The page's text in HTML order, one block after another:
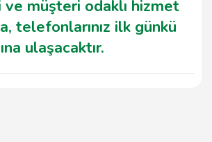
müşteri odaklı hizmet
telefonlarınız ilk günkü
ulaşacaktır.